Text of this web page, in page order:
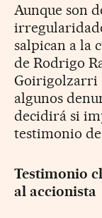
Aunque son
salpican a la
de Rodrigo
Goirigolzarri
algunos
decidirá si
testimonio
Testimonio
al accionista